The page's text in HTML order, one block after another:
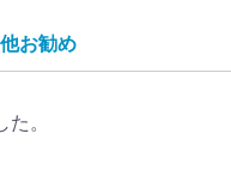
お勧め
。